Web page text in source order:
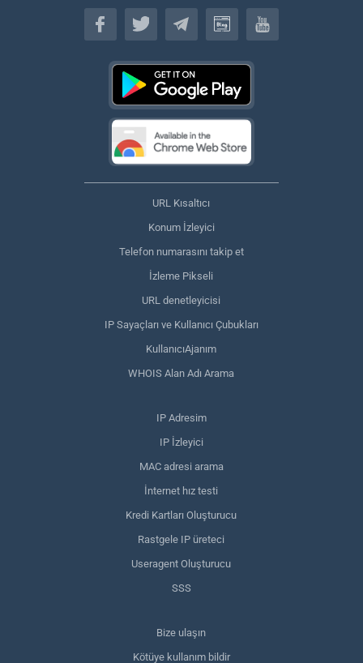
Türkçe
URL Kısaltıcı
Konum İzleyici
Telefon numarasını takip et
İzleme Pikseli
URL denetleyicisi
IP Sayaçları ve Kullanıcı Çubukları
KullanıcıAjanım
WHOIS Alan Adı Arama
IP Adresim
IP İzleyici
MAC adresi arama
İnternet hız testi
Kredi Kartları Oluşturucu
Rastgele IP üreteci
Useragent Oluşturucu
SSS
Bize ulaşın
Kötüye kullanım bildir